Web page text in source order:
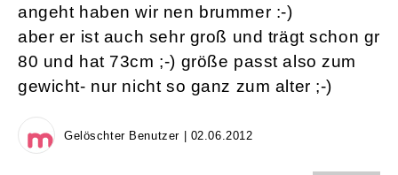
angeht haben wir nen brummer :-)
aber er ist auch sehr groß und trägt schon gr
80 und hat 73cm ;-) größe passt also zum
gewicht- nur nicht so ganz zum alter ;-)
Gelöschter Benutzer | 02.06.2012